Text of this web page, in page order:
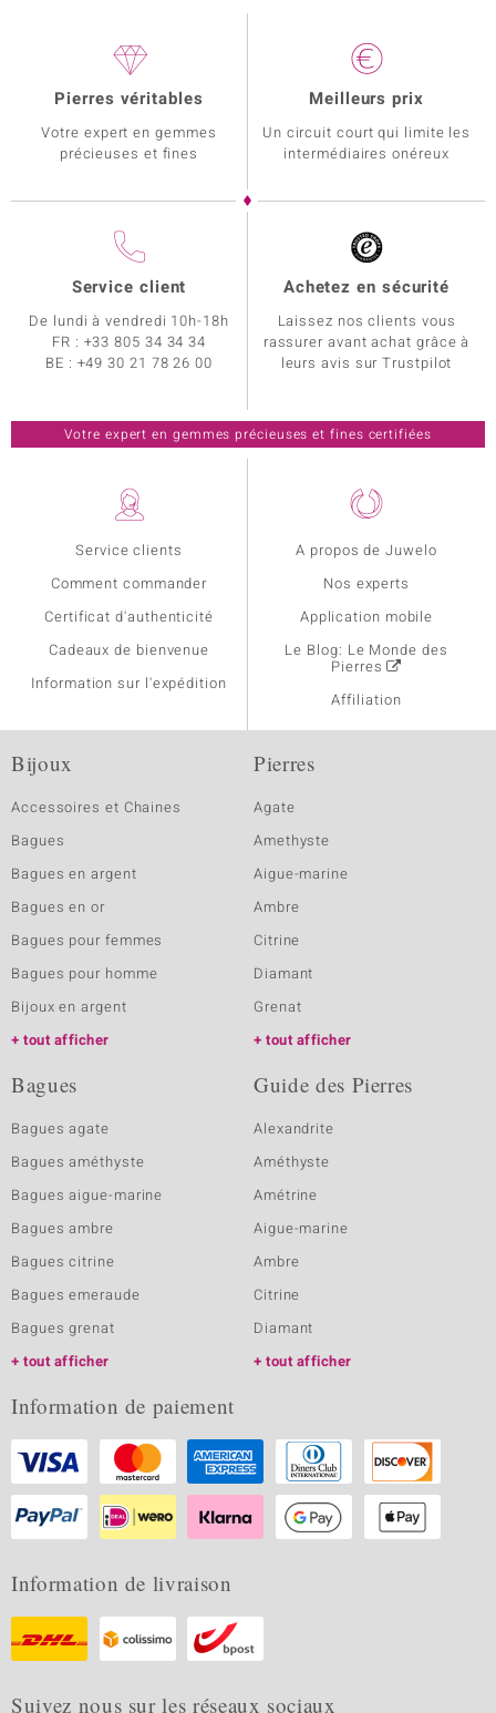
Service clients
Comment commander
Certificat d'authenticité
Cadeaux de bienvenue
Information sur l'expédition
A propos de Juwelo
Nos experts
Application mobile
Le Blog: Le Monde des
Pierres
Affiliation
Pierres véritables
Votre expert en gemmes
précieuses et fines
Meilleurs prix
Un circuit court qui limite les
intermédiaires onéreux
Service client
De lundi à vendredi 10h-18h
FR : +33 805 34 34 34
BE : +49 30 21 78 26 00
Achetez en sécurité
Laissez nos clients vous
rassurer avant achat grâce à
leurs avis sur Trustpilot
Votre expert en gemmes précieuses et fines certifiées
Bijoux
Accessoires et Chaines
Bagues
Bagues en argent
Bagues en or
Bagues pour femmes
Bagues pour homme
Bijoux en argent
tout afficher
Pierres
Agate
Amethyste
Aigue-marine
Ambre
Citrine
Diamant
Grenat
tout afficher
Bagues
Bagues agate
Bagues améthyste
Bagues aigue-marine
Bagues ambre
Bagues citrine
Bagues emeraude
Bagues grenat
tout afficher
Guide des Pierres
Alexandrite
Améthyste
Amétrine
Aigue-marine
Ambre
Citrine
Diamant
tout afficher
Information de paiement
Information de livraison
Suivez nous sur les réseaux sociaux